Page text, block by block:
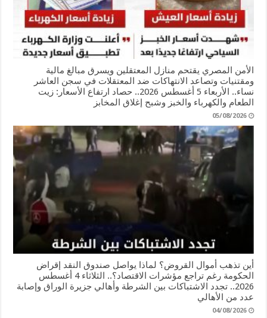
الأمن المصري يقتحم منازل المعتقلين ويسرق مبالغ مالية
ومقتنيات وتصاعد الانتهاكات ضد المعتقلات في سجن العاشر
نساء.. الأربعاء 5 أغسطس 2026.. حصاد ارتفاع الأسعار: زيت
الطعام والكهرباء والخبز وشبح إغلاق المخابز
05/08/2026
أين تذهب أموال القروض؟ لماذا يواصل صندوق النقد إقراض
الحكومة رغم تراجع مؤشرات الاقتصاد؟.. الثلاثاء 4 أغسطس
2026.. تجدد الاشتباكات بين الشرطة وأهالي جزيرة الوراق وإصابة
عدد من الأهالي
04/08/2026